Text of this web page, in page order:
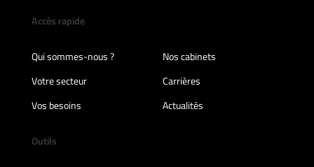
Accès rapide
Qui sommes-nous ?
Nos cabinets
Votre secteur
Carrières
Vos besoins
Actualités
Outils